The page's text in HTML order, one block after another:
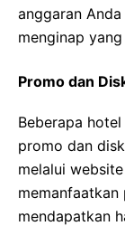
anggaran
menginap
Promo dan
Beberapa
promo dan
melalui
mendapatkan